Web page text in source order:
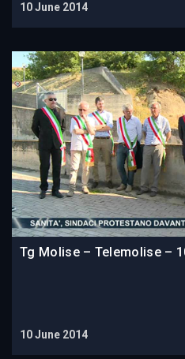
10 June 2014
Tg Molise – Telemolise –
10 June 2014